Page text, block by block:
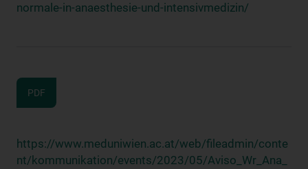
normale-in-anaesthesie-und-intensivmedizin/
PDF
https://www.meduniwien.ac.at/web/fileadmin/conte
nt/kommunikation/events/2023/05/Aviso_Wr_Ana_